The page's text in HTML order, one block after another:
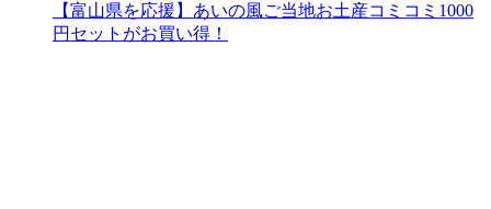
【富山県を応援】あいの風ご当地お土産コミコミ1000
円セットがお買い得！